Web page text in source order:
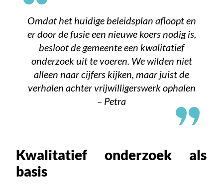
Omdat het huidige beleidsplan afloopt en
er door de fusie een nieuwe koers nodig is,
besloot de gemeente een kwalitatief
onderzoek uit te voeren. We wilden niet
alleen naar cijfers kijken, maar juist de
verhalen achter vrijwilligerswerk ophalen
– Petra
Kwalitatief onderzoek als
basis